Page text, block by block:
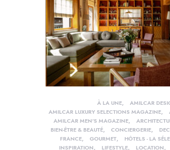
À LA UNE
AMILCAR
AMILCAR LUXURY SELECTIONS MAGAZINE
AMILCAR MEN'S MAGAZINE
BIEN-ÊTRE & BEAUTÉ
CONCIERGERIE
FRANCE
GOURMET
HÔTELS - LA
INSPIRATION
LIFESTYLE LOCATION